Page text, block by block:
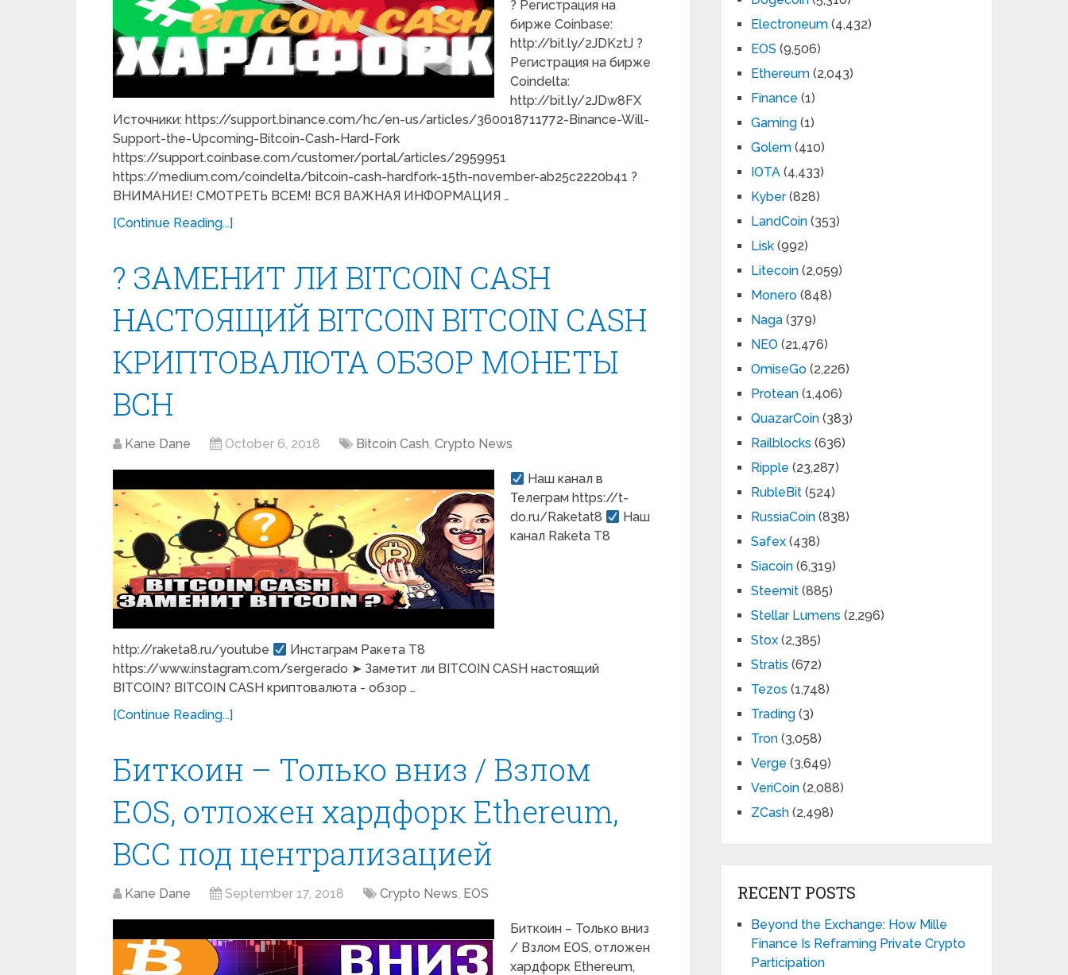
? Регистрация на
бирже Coinbase:
http://bit.ly/2JDKztJ ?
Регистрация на бирже
Coindelta:
http://bit.ly/2JDw8FX
Источники: https://support.binance.com/hc/en-us/articles/360018711772-Binance-Will-
Support-the-Upcoming-Bitcoin-Cash-Hard-Fork
https://support.coinbase.com/customer/portal/articles/2959951
https://medium.com/coindelta/bitcoin-cash-hardfork-15th-november-ab25c2220b41 ?
ВНИМАНИЕ! СМОТРЕТЬ ВСЕМ! ВСЯ ВАЖНАЯ ИНФОРМАЦИЯ …
[Continue Reading...]
? ЗАМЕНИТ ЛИ BITCOIN CASH
НАСТОЯЩИЙ BITCOIN BITCOIN CASH
КРИПТОВАЛЮТА ОБЗОР МОНЕТЫ
BCH
Kane Dane October 6, 2018 Bitcoin Cash, Crypto News
Наш канал в
Телеграм https://t-
do.ru/Raketat8
Наш
канал Raketa T8
http://raketa8.ru/youtube
Инстаграм Ракета Т8
https://www.instagram.com/sergerado ➤ Заметит ли BITCOIN CASH настоящий
BITCOIN? BITCOIN CASH криптовалюта - обзор …
[Continue Reading...]
Биткоин – Только вниз / Взлом
EOS, отложен хардфорк Ethereum,
BCC под централизацией
Kane Dane September 17, 2018 Crypto News, EOS
Биткоин – Только вниз
/ Взлом EOS, отложен
хардфорк Ethereum,
Electroneum (4,432)
EOS (9,506)
Ethereum (2,043)
Finance (1)
Gaming (1)
Golem (410)
IOTA (4,433)
Kyber(828)
LandCoin (353)
Lisk (992)
Litecoin (2,059)
Monero (848)
Naga (379)
NEO (21,476)
OmiseGo (2,226)
Protean (1,406)
QuazarCoin (383)
Railblocks (636)
Ripple (23,287)
RubleBit (524)
RussiaCoin (838)
Safex (438)
Siacoin (6,319)
Steemit (885)
Stellar Lumens (2,296)
Stox (2,385)
Stratis (672)
Tezos (1,748)
Trading (3)
Tron (3,058)
Verge (3,649)
VeriCoin (2,088)
ZCash (2,498)
RECENT POSTS
Beyond the Exchange: How Mille
Finance Is Reframing Private Crypto
Participation